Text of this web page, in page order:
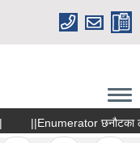
||Enumerator छनौटका लागि